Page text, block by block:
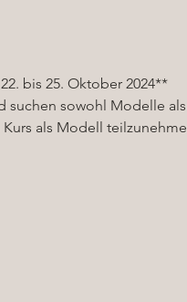
bis 25. Oktober 2024**
suchen sowohl Modelle
als Modell